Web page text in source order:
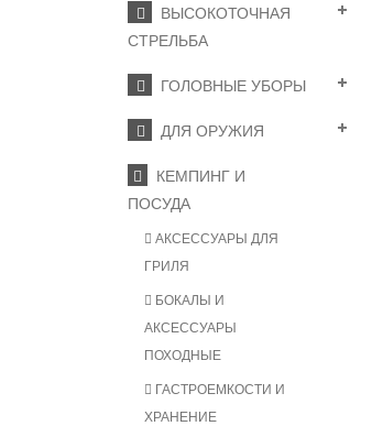
ВЫСОКОТОЧНАЯ
СТРЕЛЬБА
ГОЛОВНЫЕ УБОРЫ
ДЛЯ ОРУЖИЯ
КЕМПИНГ И
ПОСУДА
АКСЕССУАРЫ ДЛЯ
ГРИЛЯ
БОКАЛЫ И
АКСЕССУАРЫ
ПОХОДНЫЕ
ГАСТРОЕМКОСТИ И
ХРАНЕНИЕ